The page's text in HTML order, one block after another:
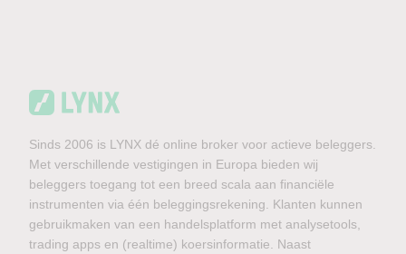
Sinds 2006 is LYNX dé online broker voor actieve beleggers.
Met verschillende vestigingen in Europa bieden wij
beleggers toegang tot een breed scala aan financiële
instrumenten via één beleggingsrekening. Klanten kunnen
gebruikmaken van een handelsplatform met analysetools,
trading apps en (realtime) koersinformatie. Naast